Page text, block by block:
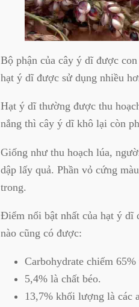
Bộ phận của cây ý dĩ được
hạt ý dĩ được sử dụng nhiều
Hạt ý dĩ thường được thu
nắng thì cây ý dĩ khô lại còn
Giống như thu hoạch lúa,
dập lấy quả. Phần vỏ cứng
trong.
Điểm nổi bật nhất của hạt ý dĩ
nào cũng có được:
Carbohydrate chiếm
5,4% là chất béo.
13,7% khối lượng là các